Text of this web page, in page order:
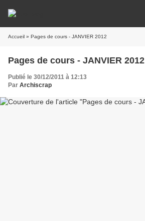
Accueil » Pages de cours - JANVIER 2012
Pages de cours - JANVIER 2012
Publié le 30/12/2011 à 12:13
Par Archiscrap